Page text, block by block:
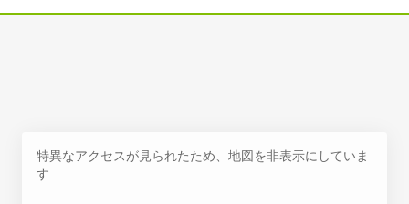
特異なアクセスが見られたため、地図を非表示にしていま
す